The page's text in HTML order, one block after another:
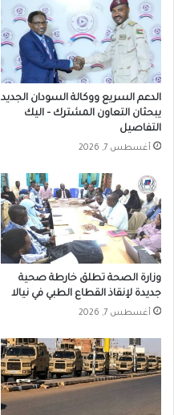
الدعم السريع ووكالة السودان الجديد
يبحثان التعاون المشترك – اليك
التفاصيل
أغسطس 7, 2026
وزارة الصحة تطلق خارطة صحية
جديدة لإنقاذ القطاع الطبي في نيالا
أغسطس 7, 2026